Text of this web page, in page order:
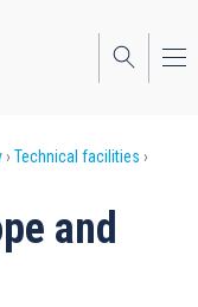
Technical facilities
and